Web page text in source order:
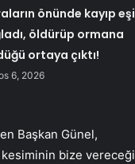
önünde kayıp eşi
öldürüp ormana
ortaya çıktı!
6, 2026
Başkan Günel,
bize vereceği